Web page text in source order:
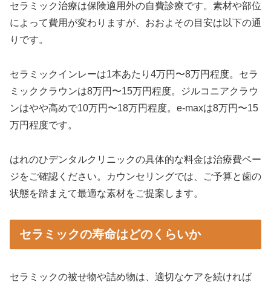
セラミック治療は保険適用外の自費診療です。素材や部位
によって費用が変わりますが、おおよその目安は以下の通
りです。
セラミックインレーは1本あたり4万円〜8万円程度。セラ
ミッククラウンは8万円〜15万円程度。ジルコニアクラウ
ンはやや高めで10万円〜18万円程度。e-maxは8万円〜15
万円程度です。
はれのひデンタルクリニックの具体的な料金は治療費ペー
ジをご確認ください。カウンセリングでは、ご予算と歯の
状態を踏まえて最適な素材をご提案します。
セラミックの寿命はどのくらいか
セラミックの被せ物や詰め物は、適切なケアを続ければ